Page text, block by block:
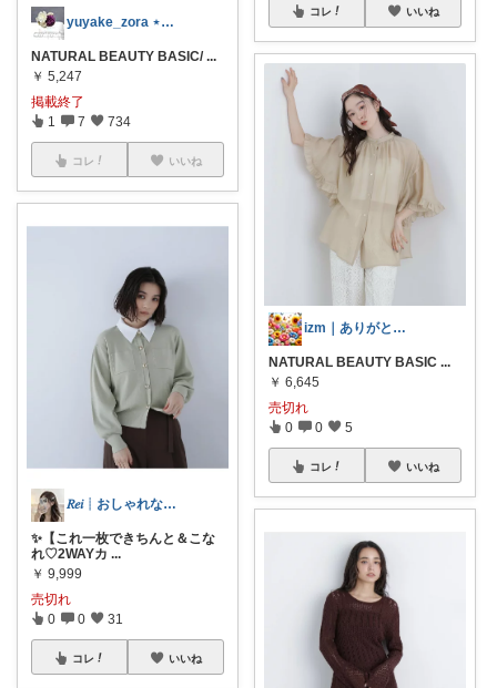
yuyake_zora ⋆˚⟡˖ ࣪
NATURAL BEAUTY BASIC/ ...
￥ 5,247
掲載終了
1 7 734
コレ いいね
𝑅𝑒𝑖┊おしゃれな暮らし🤍
✨【これ一枚できちんと＆こな
れ♡2WAYカ ...
￥ 9,999
売切れ
0 0 31
コレ いいね
コレ いいね
izm｜ありがとうございます🌿
NATURAL BEAUTY BASIC ...
￥ 6,645
売切れ
0 0 5
コレ いいね